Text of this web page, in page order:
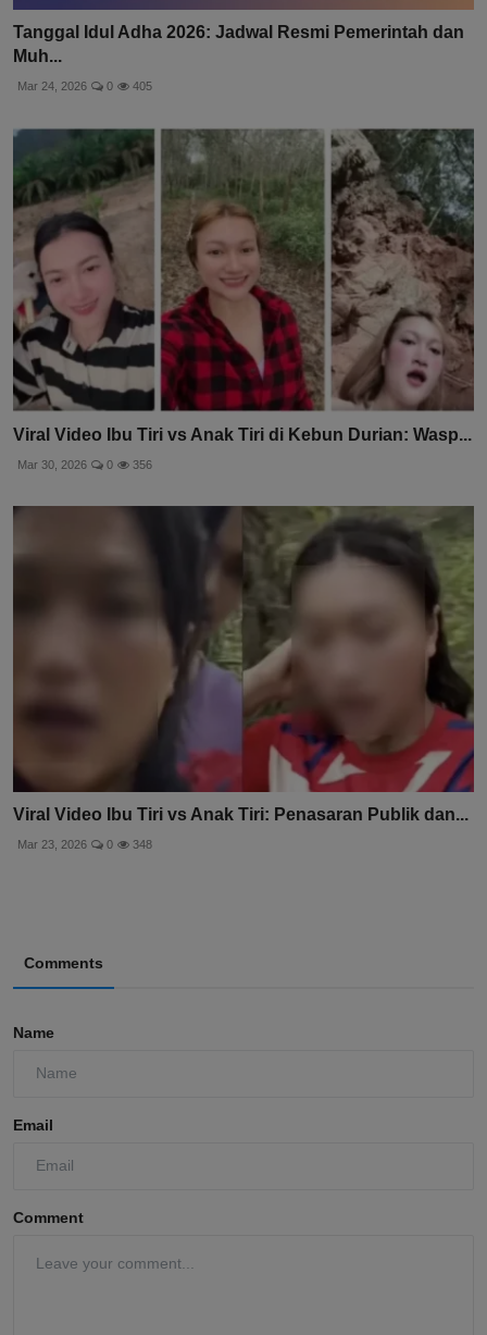
Tanggal Idul Adha 2026: Jadwal Resmi Pemerintah dan
Muh...
Mar 24, 2026 0 405
Viral Video Ibu Tiri vs Anak Tiri di Kebun Durian: Wasp...
Mar 30, 2026 0 356
Viral Video Ibu Tiri vs Anak Tiri: Penasaran Publik dan...
Mar 23, 2026 0 348
Comments
Name
Email
Comment